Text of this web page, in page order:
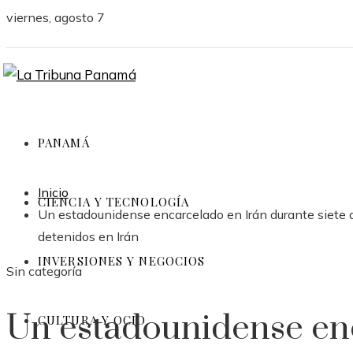
viernes, agosto 7
PANAMÁ
CIENCIA Y TECNOLOGÍA
INVERSIONES Y NEGOCIOS
CULTURA Y OCIO
Inicio
Un estadounidense encarcelado en Irán durante
detenidos en Irán
Sin categoría
Un estadounidense